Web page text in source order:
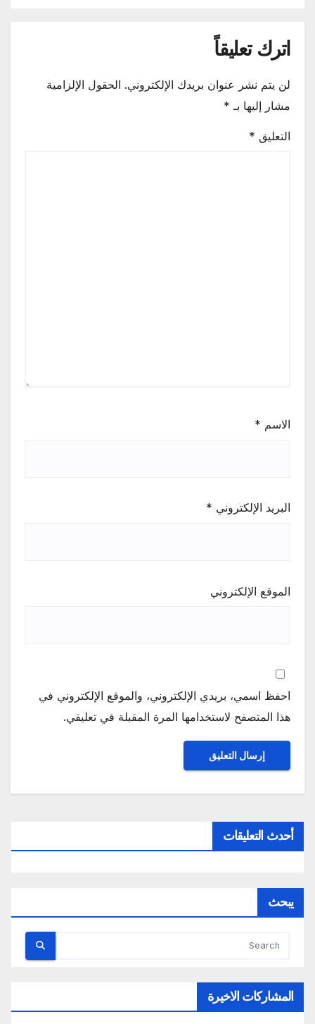
اترك تعليقاً
لن يتم نشر عنوان بريدك الإلكتروني. الحقول الإلزامية
مشار إليها بـ *
التعليق *
الاسم *
البريد الإلكتروني *
الموقع الإلكتروني
احفظ اسمي، بريدي الإلكتروني، والموقع الإلكتروني في
هذا المتصفح لاستخدامها المرة المقبلة في تعليقي.
أحدث التعليقات
يبحث
المشاركات الاخيرة